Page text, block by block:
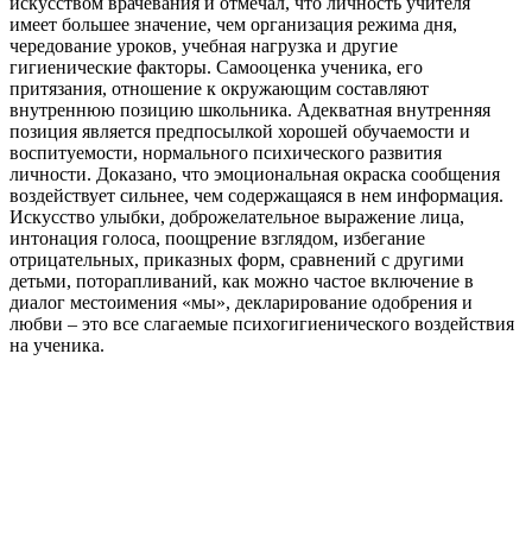
имеет большее значение, чем организация режима дня,
чередование уроков, учебная нагрузка и другие
гигиенические факторы. Самооценка ученика, его
притязания, отношение к окружающим составляют
внутреннюю позицию школьника. Адекватная внутренняя
позиция является предпосылкой хорошей обучаемости и
воспитуемости, нормального психического развития
личности. Доказано, что эмоциональная окраска сообщения
воздействует сильнее, чем содержащаяся в нем информация.
Искусство улыбки, доброжелательное выражение лица,
интонация голоса, поощрение взглядом, избегание
отрицательных, приказных форм, сравнений с другими
детьми, поторапливаний, как можно частое включение в
диалог местоимения «мы», декларирование одобрения и
любви – это все слагаемые психогигиенического воздействия
на ученика.